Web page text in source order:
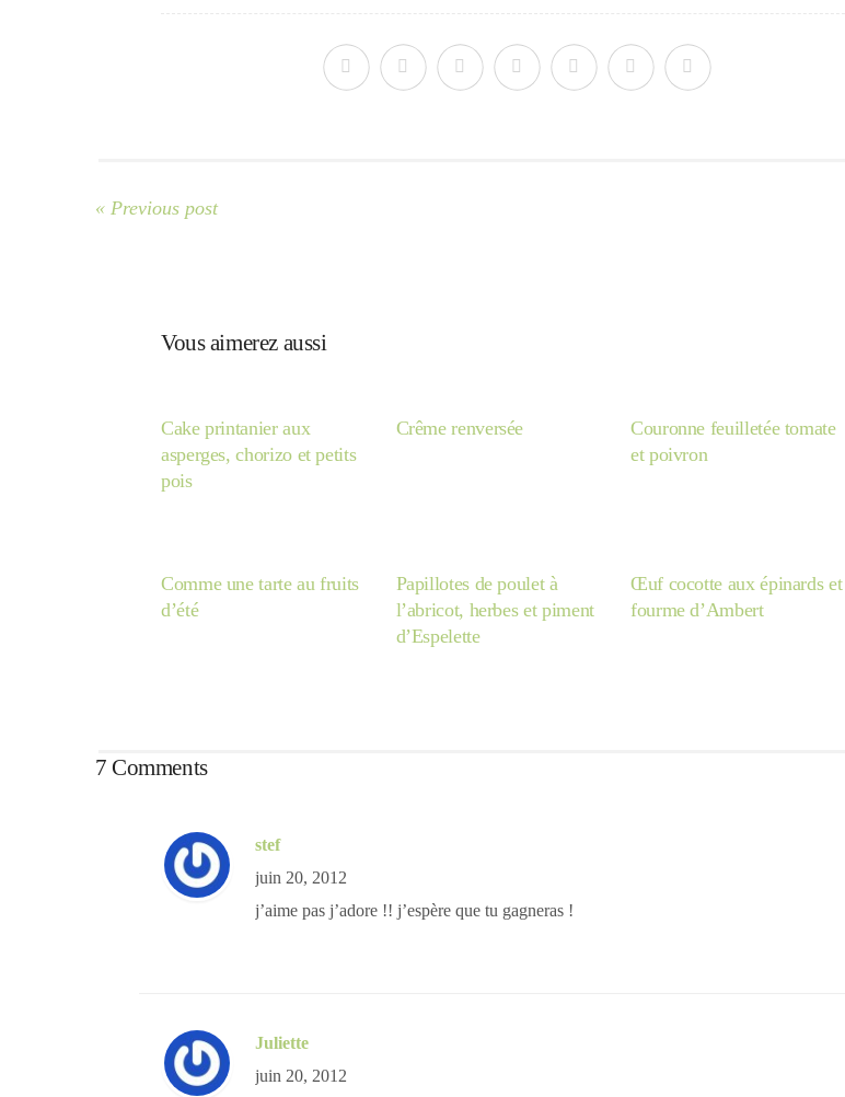
« Previous post
Vous aimerez aussi
Cake printanier aux
asperges, chorizo et petits
pois
Crême renversée
Couronne feuilletée tomate
et poivron
Comme une tarte au fruits
d’été
Papillotes de poulet à
l’abricot, herbes et piment
d’Espelette
Œuf cocotte aux épinards et
fourme d’Ambert
7 Comments
stef
juin 20, 2012
j’aime pas j’adore !! j’espère que tu gagneras !
Juliette
juin 20, 2012